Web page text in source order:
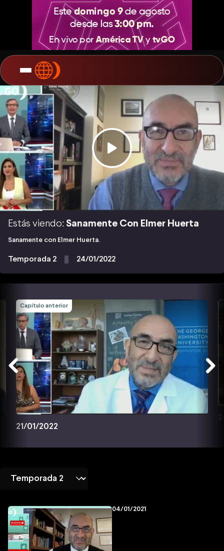
Estás viendo: Sanamente Con Elmer Huerta
Sanamente con Elmer Huerta.
Temporada 2 24/01/2022
Capítulo anterior
21/01/2022
04/01/2021